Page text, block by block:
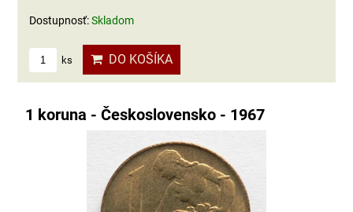
Dostupnosť:Skladom
ks DO KOŠÍKA
1 koruna - Československo - 1967